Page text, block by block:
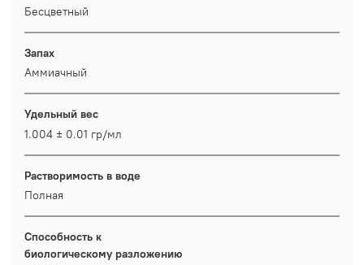
Бесцветный
Запах
Аммиачный
Удельный вес
1.004 ± 0.01 гр/мл
Растворимость в воде
Полная
Способность к
биологическому разложению